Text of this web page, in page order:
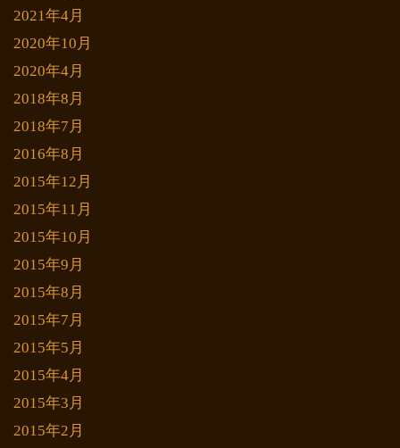
2021年4月
2020年10月
2020年4月
2018年8月
2018年7月
2016年8月
2015年12月
2015年11月
2015年10月
2015年9月
2015年8月
2015年7月
2015年5月
2015年4月
2015年3月
2015年2月